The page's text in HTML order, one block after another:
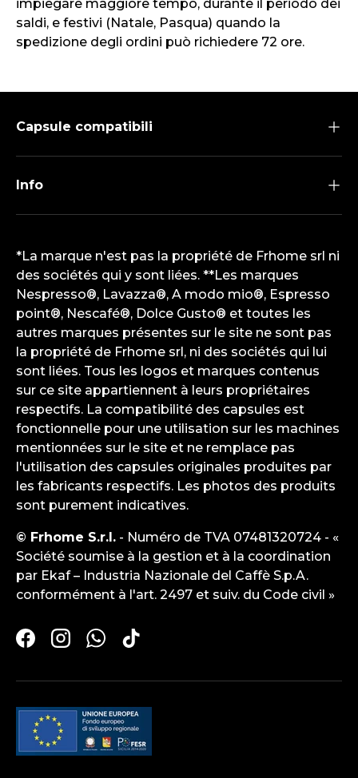
impiegare maggiore tempo, durante il periodo dei
saldi, e festivi (Natale, Pasqua) quando la
spedizione degli ordini può richiedere 72 ore.
Capsule compatibili
Info
*La marque n'est pas la propriété de Frhome srl ni
des sociétés qui y sont liées. **Les marques
Nespresso®, Lavazza®, A modo mio®, Espresso
point®, Nescafé®, Dolce Gusto® et toutes les
autres marques présentes sur le site ne sont pas
la propriété de Frhome srl, ni des sociétés qui lui
sont liées. Tous les logos et marques contenus
sur ce site appartiennent à leurs propriétaires
respectifs. La compatibilité des capsules est
fonctionnelle pour une utilisation sur les machines
mentionnées sur le site et ne remplace pas
l'utilisation des capsules originales produites par
les fabricants respectifs. Les photos des produits
sont purement indicatives.
© Frhome S.r.l. - Numéro de TVA 07481320724 - «
Société soumise à la gestion et à la coordination
par Ekaf – Industria Nazionale del Caffè S.p.A.
conformément à l'art. 2497 et suiv. du Code civil »
FacebookInstagramWhatsApp
TikTok